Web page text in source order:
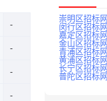
崇明区招标网
闵行区招标网
嘉定区招标网
金山区招标网
青浦区招标网
黄浦区招标网
长宁区招标网
普陀区招标网